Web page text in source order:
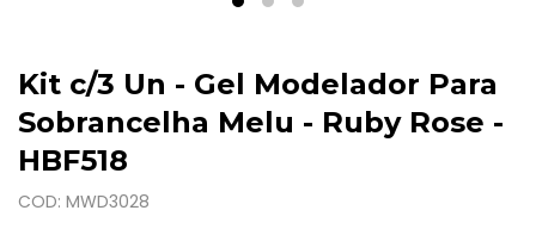
Kit c/3 Un - Gel Modelador Para
Sobrancelha Melu - Ruby Rose -
HBF518
COD: MWD3028